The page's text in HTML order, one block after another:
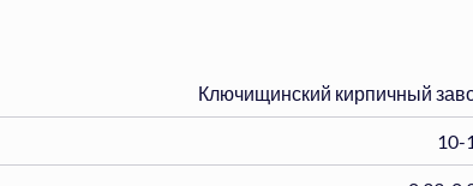
Ключищинский кирпичный
10-